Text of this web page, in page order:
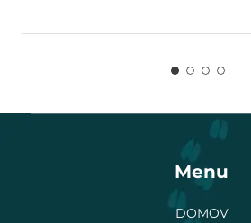
Menu
DOMOV